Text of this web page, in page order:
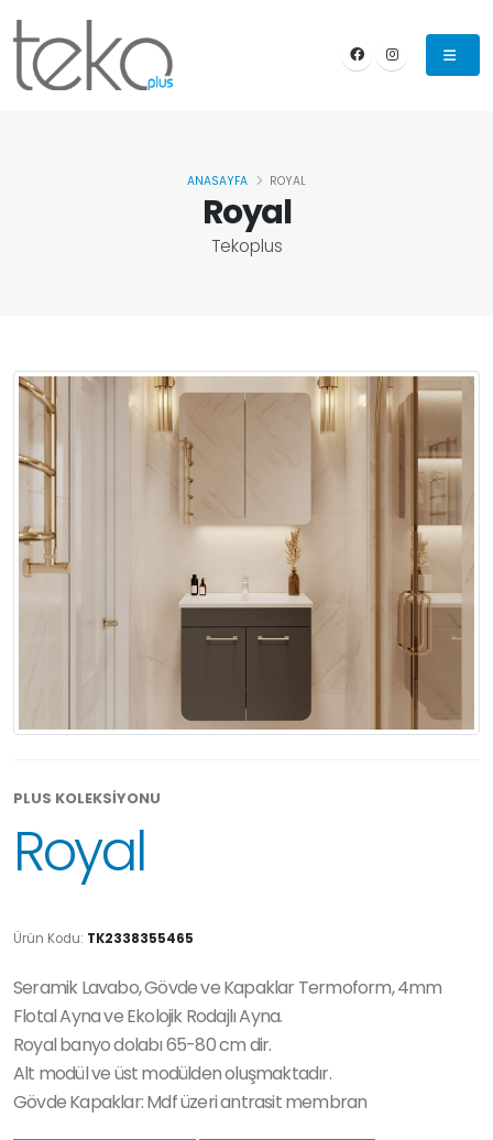
Royal
Tekoplus
ANASAYFA ROYAL
PLUS KOLEKSİYONU
Royal
Ürün Kodu: TK2338355465
Seramik Lavabo, Gövde ve Kapaklar Termoform, 4mm
Flotal Ayna ve Ekolojik Rodajlı Ayna.
Royal banyo dolabı 65-80 cm dir.
Alt modül ve üst modülden oluşmaktadır.
Gövde Kapaklar: Mdf üzeri antrasit membran